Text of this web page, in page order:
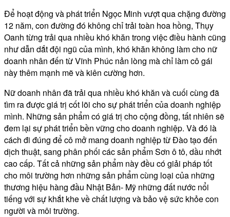
Để hoạt động và phát triển Ngọc Minh vượt qua chặng đường
12 năm, con đường đó không chỉ trải toàn hoa hồng, Thụy
Oanh từng trải qua nhiều khó khăn trong việc điều hành cũng
như dẫn dắt đội ngũ của mình, khó khăn không làm cho nữ
doanh nhân đến từ Vĩnh Phúc nản lòng mà chỉ làm cô gái
này thêm mạnh mẽ và kiên cường hơn.
Nữ doanh nhân đã trải qua nhiều khó khăn và cuối cùng đã
tìm ra được giá trị cốt lõi cho sự phát triển của doanh nghiệp
mình. Những sản phẩm có giá trị cho cộng đồng, tất nhiên sẽ
đem lại sự phát triển bền vững cho doanh nghiệp. Và đó là
cách đi đúng để cô mở mang doanh nghiệp từ Đào tạo đến
dịch thuật, sang phân phối các sản phẩm Sơn ô tô, dầu nhớt
cao cấp. Tất cả những sản phẩm này đều có giải pháp tốt
cho môi trường hơn những sản phẩm cùng loại của những
thương hiệu hàng đầu Nhật Bản- Mỹ những đất nước nổi
tiếng với sự khắt khe về chất lượng và bảo vệ sức khỏe con
người và môi trường.